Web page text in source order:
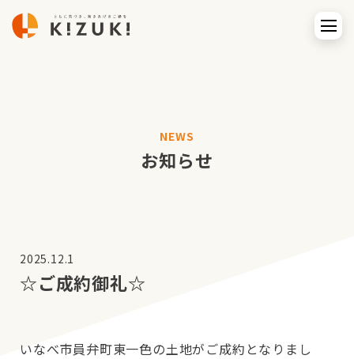
NEWS
お知らせ
2025.12.1
☆ご成約御礼☆
いなべ市員弁町東一色の土地がご成約となりまし